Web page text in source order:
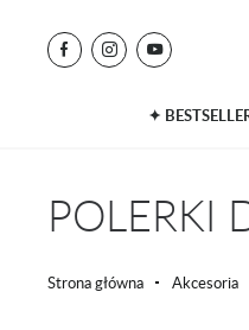
✦
POLERKI
Strona główna Akcesoria